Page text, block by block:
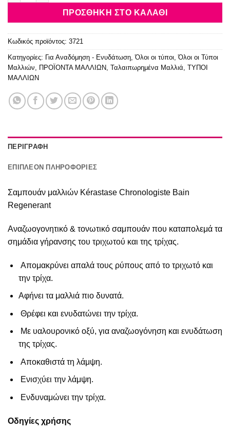
ΠΡΟΣΘΉΚΗ ΣΤΟ ΚΑΛΆΘΙ
Κωδικός προϊόντος: 3721
Κατηγορίες: Για Αναδόμηση - Ενυδάτωση ,Όλοι οι τύποι ,Όλοι οι Τύποι
Μαλλιών
ΠΡΟΪΟΝΤΑ ΜΑΛΛΙΩΝ Ταλαιπωρημένα Μαλλιά ΤΥΠΟΙ
ΜΑΛΛΙΩΝ
ΠΕΡΙΓΡΑΦΉ
ΕΠΙΠΛΈΟΝ ΠΛΗΡΟΦΟΡΊΕΣ
Σαμπουάν μαλλιών Kérastase Chronologiste Bain
Regenerant
Αναζωογονητικό & τονωτικό σαμπουάν που καταπολεμά τα
σημάδια γήρανσης του τριχωτού και της τρίχας.
Απομακρύνει απαλά τους ρύπους από το τριχωτό και
την τρίχα.
Αφήνει τα μαλλιά πιο δυνατά.
Θρέφει και ενυδατώνει την τρίχα.
Με υαλουρονικό οξύ, για αναζωογόνηση και ενυδάτωση
της τρίχας.
Αποκαθιστά τη λάμψη.
Ενισχύει την λάμψη.
Ενδυναμώνει την τρίχα.
Οδηγίες χρήσης